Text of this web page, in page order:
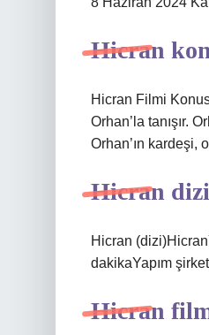
Hicran
Hicran Filmi
Orhan’la tanışır.
Orhan’ın kardeşi,
Hicran
Hicran
dakikaYapım
Hicran